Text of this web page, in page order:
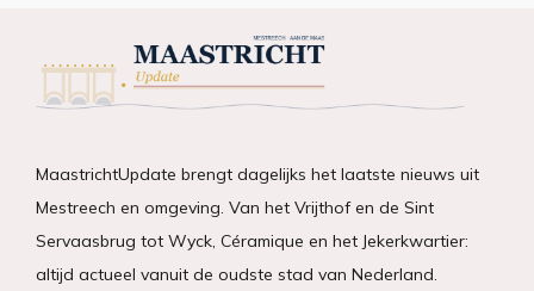
MaastrichtUpdate brengt dagelijks het laatste nieuws uit
Mestreech en omgeving. Van het Vrijthof en de Sint
Servaasbrug tot Wyck, Céramique en het Jekerkwartier:
altijd actueel vanuit de oudste stad van Nederland.